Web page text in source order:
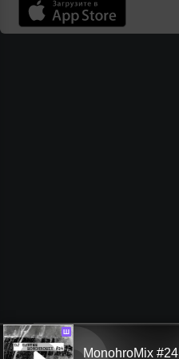
Ш
MonohroMix #24